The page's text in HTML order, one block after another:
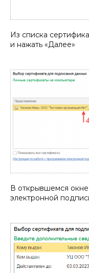
Из списка
и нажать «Далее»
В открывшемся окне
электронной